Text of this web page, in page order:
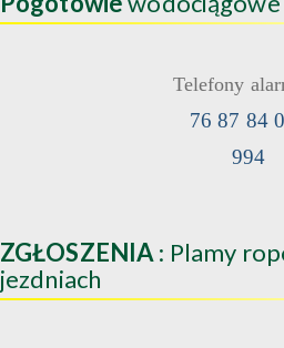
Telefony
76 87 84
994
ZGŁOSZENIA : Plamy
jezdniach